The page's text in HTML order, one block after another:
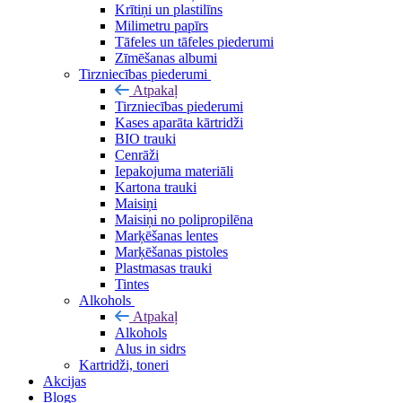
Krītiņi un plastilīns
Milimetru papīrs
Tāfeles un tāfeles piederumi
Zīmēšanas albumi
Tirzniecības piederumi
Atpakaļ
Tirzniecības piederumi
Kases aparāta kārtridži
BIO trauki
Cenrāži
Iepakojuma materiāli
Kartona trauki
Maisiņi
Maisiņi no polipropilēna
Marķēšanas lentes
Marķēšanas pistoles
Plastmasas trauki
Tintes
Alkohols
Atpakaļ
Alkohols
Alus in sidrs
Kartridži, toneri
Akcijas
Blogs